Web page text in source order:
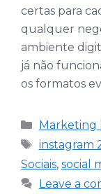
certas para
qualquer
ambiente
já não
os formatos
Categories
Marketing
Tags
instagram
Sociais, social
Leave a